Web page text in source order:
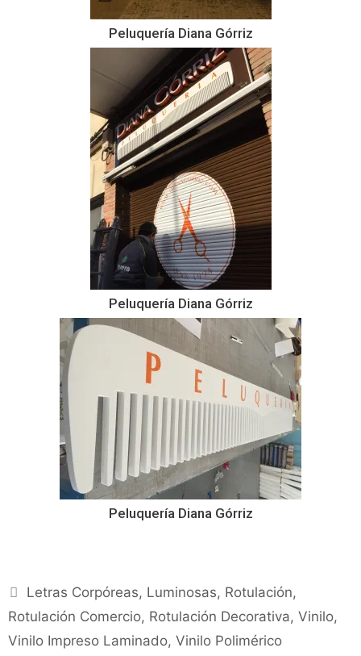
Peluquería Diana Górriz
Peluquería Diana Górriz
Peluquería Diana Górriz
Letras Corpóreas, Luminosas, Rotulación,
Rotulación Comercio, Rotulación Decorativa, Vinilo,
Vinilo Impreso Laminado, Vinilo Polimérico